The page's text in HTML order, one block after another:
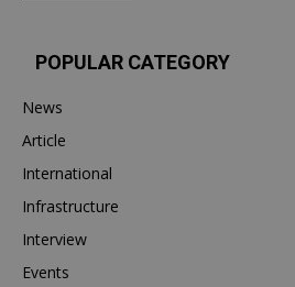
POPULAR CATEGORY
News
Article
International
Infrastructure
Interview
Events